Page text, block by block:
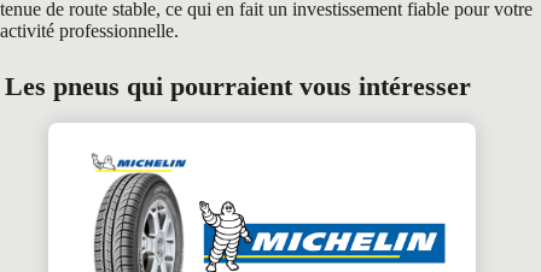
tenue de route stable, ce qui en fait un investissement fiable pour votre
activité professionnelle.
Les pneus qui pourraient vous intéresser